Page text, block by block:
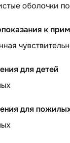
оболочки
к
для детей
для